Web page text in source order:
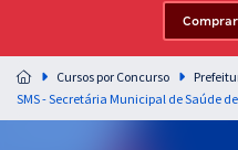
Residências
Preparação completa e intensiva
residências em saúde do Brasil
Cursos por Concurso